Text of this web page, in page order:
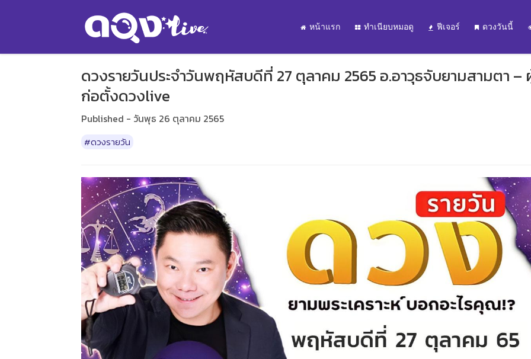
หน้าแรก ทำเนียบหมอดู ฟีเจอร์ ดวงวันนี้
ดวงรายวันประจำวันพฤหัสบดีที่ 27 ตุลาคม 2565 อ.อาวุธจับยามสามตา –
ก่อตั้งดวงlive
Published - วันพุธ 26 ตุลาคม 2565
#ดวงรายวัน